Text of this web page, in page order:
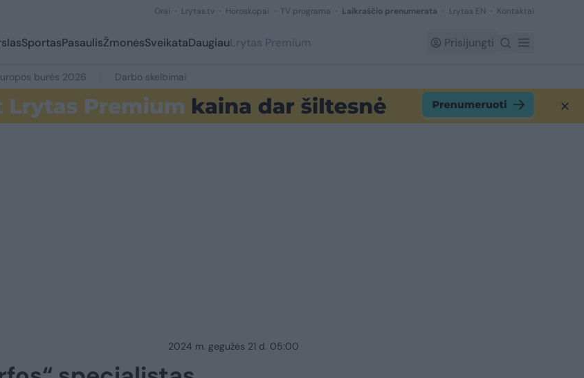
Orai Lrytas.tv Horoskopai TV programa Laikraščio prenumerata Lrytas EN Kontaktai
SportasPasaulisŽmonėsSveikataDaugiauLrytas Premium Prisijungti
burės 2026 Darbo skelbimai
2024 m. gegužės 21 d. 05:00